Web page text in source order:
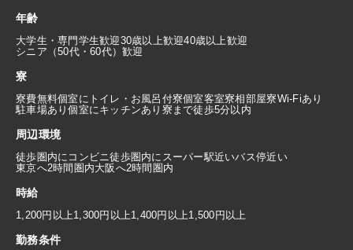
年齢
大学生・専門学生歓迎30歳以上歓迎40歳以上歓迎
シニア（50代・60代）歓迎
寮
寮費無料個室にトイレ・お風呂付寮個室客室寮相部屋寮Wi-Fiあり
駐車場あり個室にキッチンあり 寮まで徒歩5分以内
周辺環境
徒歩圏内にコンビニ徒歩圏内にスーパー駅近いバス停近い
東京へ2時間圏内大阪へ2時間圏内
時給
1,200円以上1,300円以上1,400円以上1,500円以上
勤務条件